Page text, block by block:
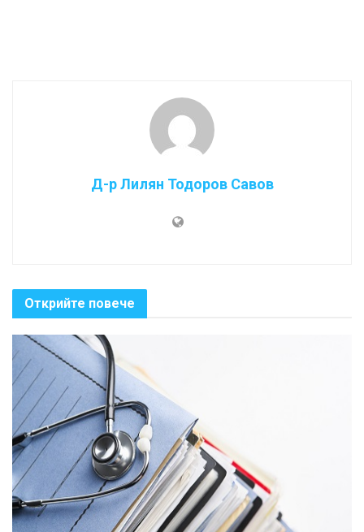
Д-р Лилян Тодоров Савов
Открийте повече